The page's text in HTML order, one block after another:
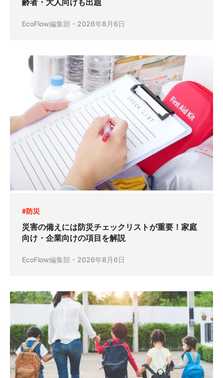
EcoFlow編集部 - 2026年8月6日
#防災
災害の備えには防災チェックリストが重要！家庭
向け・企業向けの項目を解説
EcoFlow編集部 - 2026年8月6日